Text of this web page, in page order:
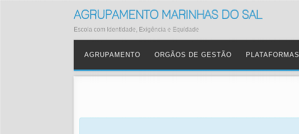
AGRUPAMENTO MARINHAS DO SAL
Escola com Identidade, Exigência e Equidade
AGRUPAMENTO ORGÃOS DE GESTÃO PLATAFORMAS